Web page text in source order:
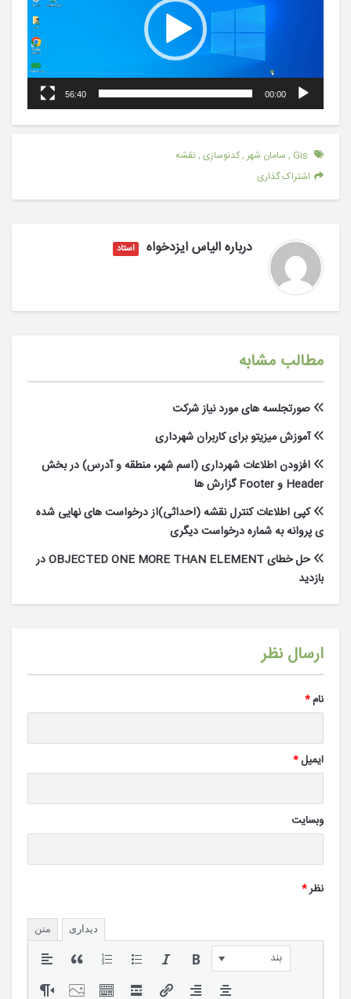
00:00
56:40
Gis
, سامان شهر ,کدنوسازی ,نقشه
اشتراک گذاری
دربارهالیاس ایزدخواه استاد
مطالب مشابه
صورتجلسه های مورد نیاز شرکت
آموزش میزیتو برای کاربران شهرداری
افزودن اطلاعات شهرداری (اسم شهر، منطقه و آدرس) در بخش
Header و Footer گزارش ها
کپی اطلاعات کنترل نقشه (احداثی)از درخواست های نهایی شده
ی پروانه به شماره درخواست دیگری
حل خطای OBJECTED ONE MORE THAN ELEMENT در
بازدید
ارسال نظر
نام*
ایمیل*
وبسایت
نظر*
دیداری متن
بند